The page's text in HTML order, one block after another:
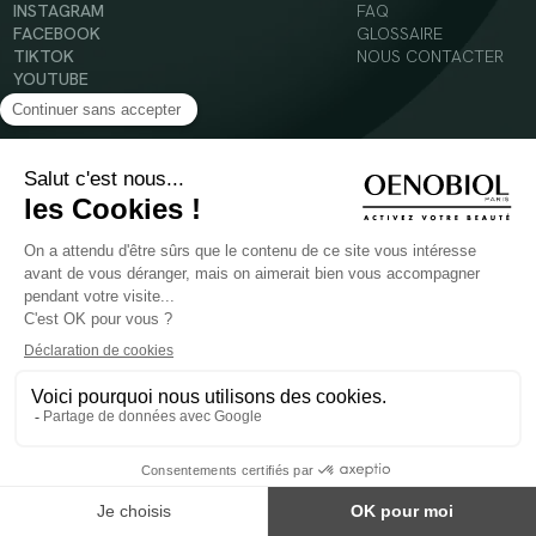
INSTAGRAM
FACEBOOK
TIKTOK
YOUTUBE
FAQ
GLOSSAIRE
NOUS CONTACTER
Mentions légales
Conditions Générales d’Utilisation
Politique en matière de cookies
POUR VOTRE SANTÉ, MANGEZ AU MOINS CINQ FRUITS ET LÉGUMES PAR JOUR -
WWW.MANGERBOUGER.FR
Les complément alimentaires doivent être utilisés dans le cadre d'un mode de vie sain et
ne pas être utilisés comme substituts d'un régimes alimentaire varié et équilibré.
Réservé à l'adulte. Consulter attentivement l'étiquetage des produits avant l'utilisation.